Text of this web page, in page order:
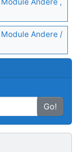
Andere /
Go!